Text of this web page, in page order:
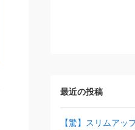
最近の投稿
【驚】スリムアッ